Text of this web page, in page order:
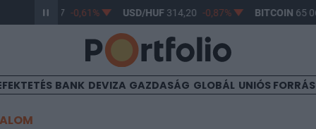
363,17 -0,61% USD/HUF 314,20 -0,87% BITCOIN65
BANK DEVIZA GAZDASÁG GLOBÁL UNIÓS